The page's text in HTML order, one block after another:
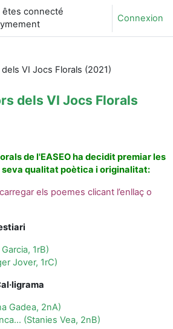
êtes connecté
Connexion
VI Jocs Florals (2021)
dels VI Jocs Florals
de l'EASEO ha decidit premiar les
seva qualitat poètica i originalitat:
els poemes clicant l’enllaç o
1rB)
Jover, 1rC)
Gadea, 2nA)
(Stanies Vea, 2nB)